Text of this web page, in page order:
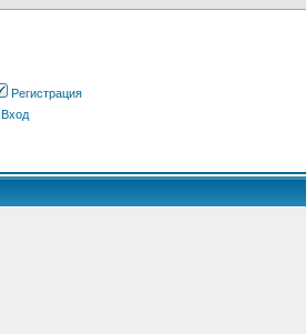
Регистрация
Вход